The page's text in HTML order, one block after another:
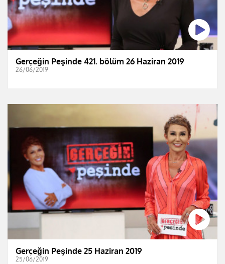
Gerçeğin Peşinde 421. bölüm 26 Haziran 2019
26/06/2019
Gerçeğin Peşinde 25 Haziran 2019
25/06/2019